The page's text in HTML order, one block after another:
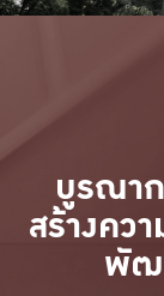
บูรณา
สร้างคว
พัฒ